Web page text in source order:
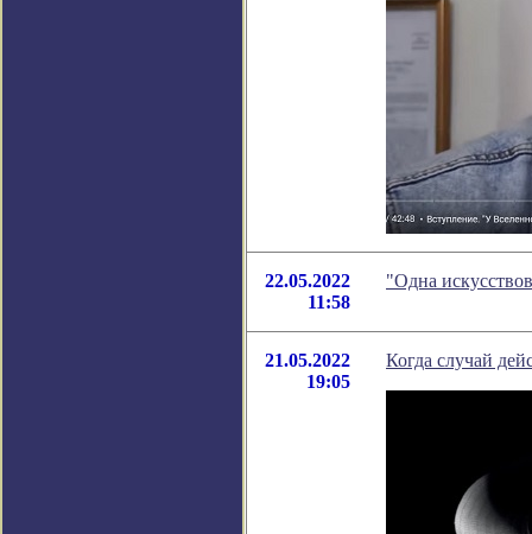
22.05.2022
11:58
"Одна
21.05.2022
19:05
Когда случай